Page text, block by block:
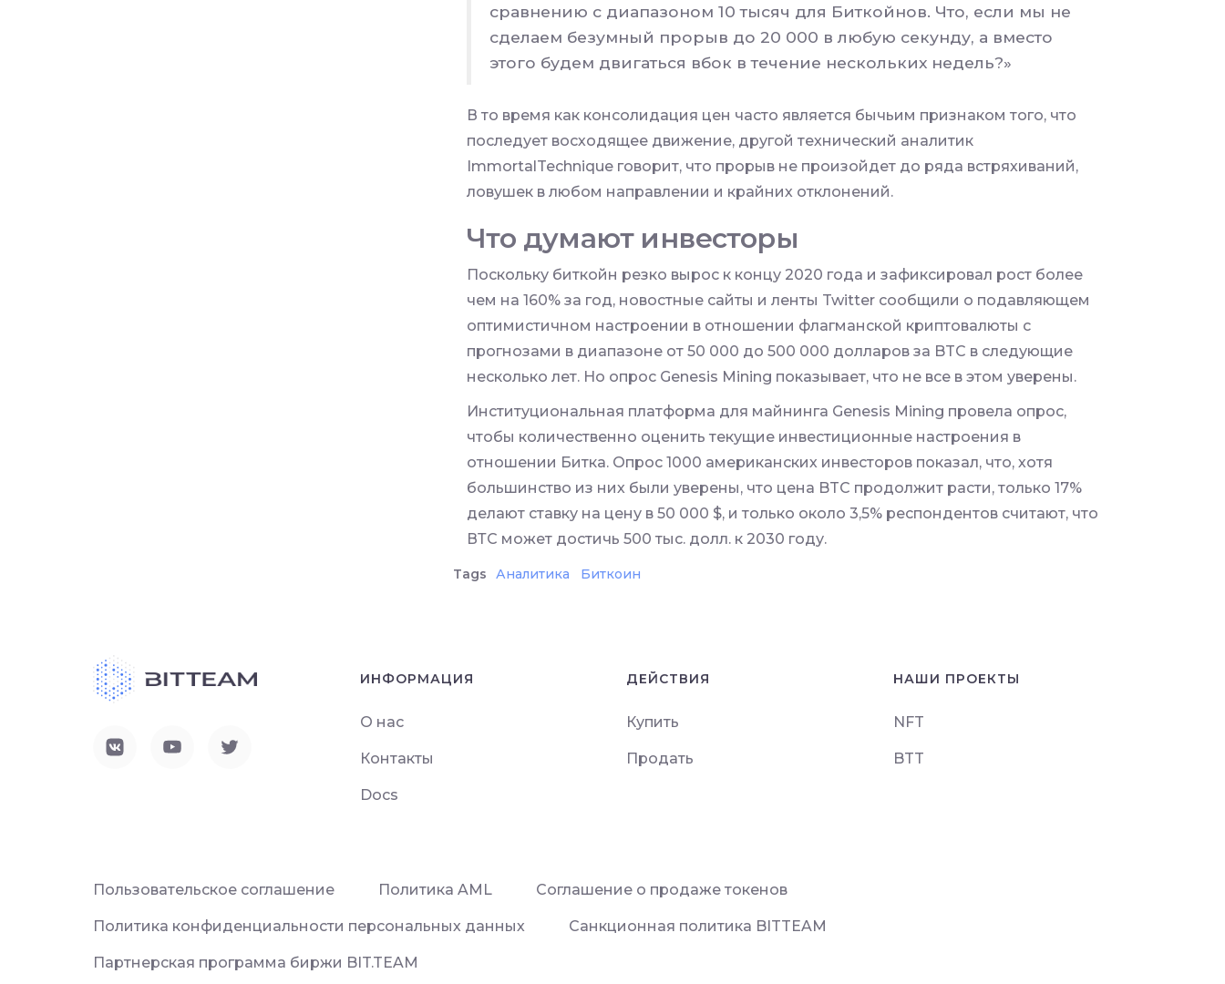
сравнению с диапазоном 10 тысяч для Биткойнов. Что, если мы не
сделаем безумный прорыв до 20 000 в любую секунду, а вместо
этого будем двигаться вбок в течение нескольких недель?»
В то время как консолидация цен часто является бычьим признаком того, что
последует восходящее движение, другой технический аналитик
ImmortalTechnique говорит, что прорыв не произойдет до ряда встряхиваний,
ловушек в любом направлении и крайних отклонений.
Что думают инвесторы
Поскольку биткойн резко вырос к концу 2020 года и зафиксировал рост более
чем на 160% за год, новостные сайты и ленты Twitter сообщили о подавляющем
оптимистичном настроении в отношении флагманской криптовалюты с
прогнозами в диапазоне от 50 000 до 500 000 долларов за BTC в следующие
несколько лет. Но опрос Genesis Mining показывает, что не все в этом уверены.
Институциональная платформа для майнинга Genesis Mining провела опрос,
чтобы количественно оценить текущие инвестиционные настроения в
отношении Битка. Опрос 1000 американских инвесторов показал, что, хотя
большинство из них были уверены, что цена BTC продолжит расти, только 17%
делают ставку на цену в 50 000 $, и только около 3,5% респондентов считают, что
ВТС может достичь 500 тыс. долл. к 2030 году.
Tags Аналитика Биткоин
ИНФОРМАЦИЯ
О нас
Контакты
Docs
ДЕЙСТВИЯ
Купить
Продать
НАШИ ПРОЕКТЫ
NFT
BTT
Пользовательское соглашение Политика AML Соглашение о продаже токенов
Политика конфиденциальности персональных данных Санкционная политика BITTEAM
Партнерская программа биржи BIT.TEAM